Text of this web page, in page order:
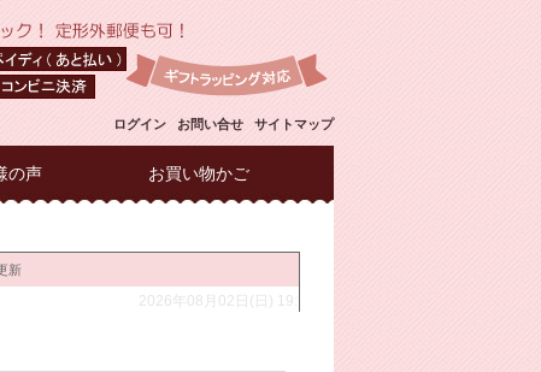
ログイン お問い合せ サイトマップ
の声 お買い物かご